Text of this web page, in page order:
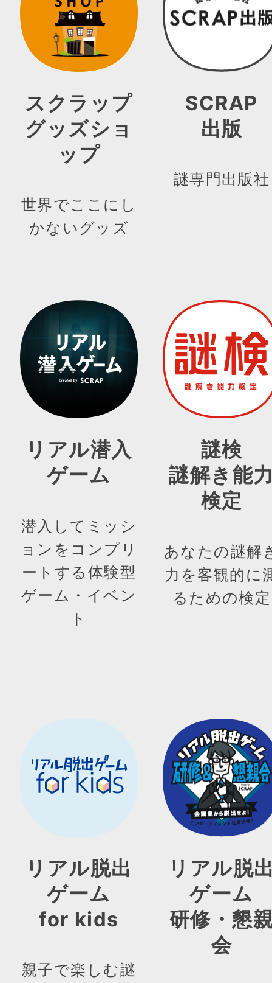
スクラップ
グッズショ
ップ
世界でここにし
かないグッズ
SCRAP
出版
謎専門出版社
リアル潜入
ゲーム
潜入してミッシ
ョンをコンプリ
ートする体験型
ゲーム・イベン
ト
謎検
謎解き能
検定
あなたの謎解
力を客観的に
るための検定
リアル脱出
ゲーム
for kids
親子で楽しむ謎
リアル脱
ゲーム
研修・懇
会